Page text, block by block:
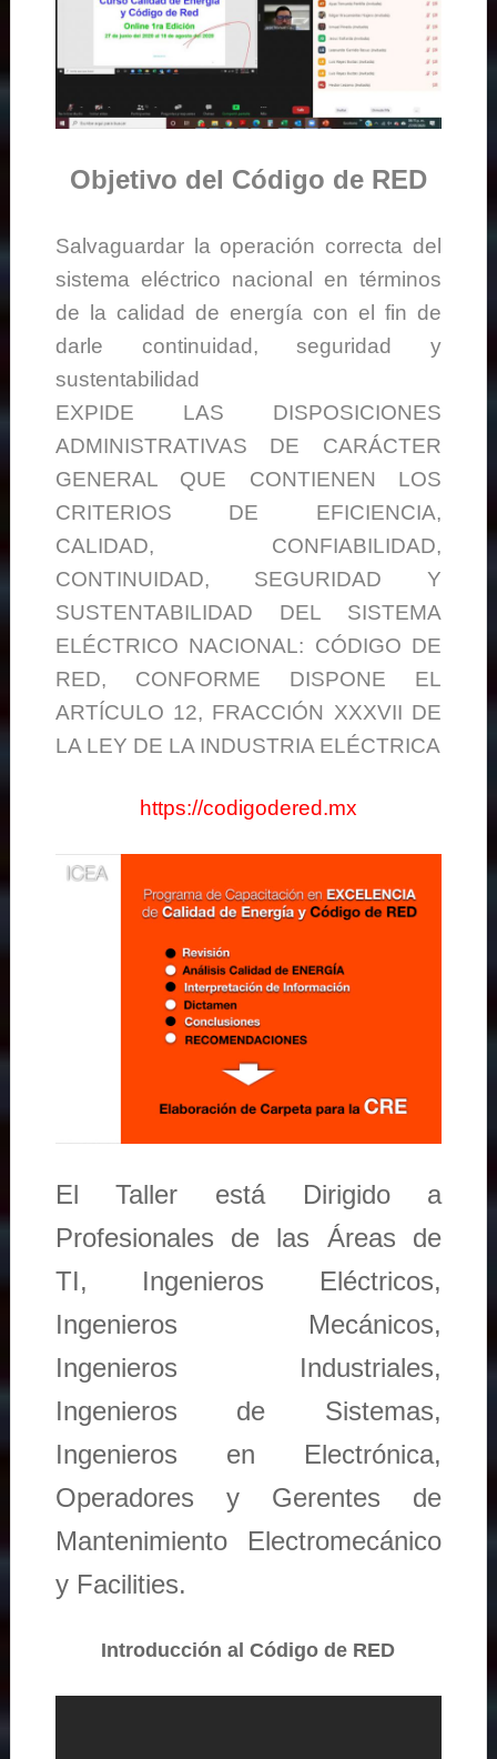
Objetivo del Código de RED
Salvaguardar la operación correcta del
sistema eléctrico nacional en términos
de la calidad de energía con el fin de
darle continuidad, seguridad y
sustentabilidad
EXPIDE LAS DISPOSICIONES
ADMINISTRATIVAS DE CARÁCTER
GENERAL QUE CONTIENEN LOS
CRITERIOS DE EFICIENCIA,
CALIDAD, CONFIABILIDAD,
CONTINUIDAD, SEGURIDAD Y
SUSTENTABILIDAD DEL SISTEMA
ELÉCTRICO NACIONAL: CÓDIGO DE
RED, CONFORME DISPONE EL
ARTÍCULO 12, FRACCIÓN XXXVII DE
LA LEY DE LA INDUSTRIA ELÉCTRICA
https://codigodered.mx
El Taller está Dirigido a
Profesionales de las Áreas de
TI, Ingenieros Eléctricos,
Ingenieros Mecánicos,
Ingenieros Industriales,
Ingenieros de Sistemas,
Ingenieros en Electrónica,
Operadores y Gerentes de
Mantenimiento Electromecánico
y Facilities.
Introducción al Código de RED